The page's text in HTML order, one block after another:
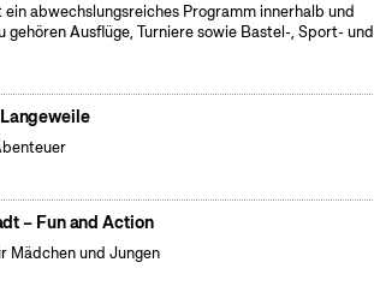
abwechslungsreiches Programm innerhalb und
Ausflüge, Turniere sowie Bastel-, Sport- und
– Fun and Action
Mädchen und Jungen